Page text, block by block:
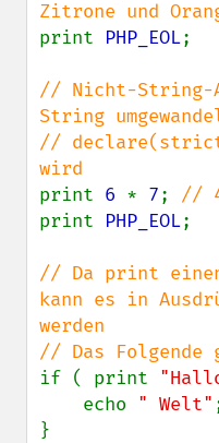
print PHP_EOL;
// Nicht-String-
String
//
print 6 * 7;
print PHP_EOL;
// Da print einen
kann es in
werden
if ( print
    echo
" Welt"
}